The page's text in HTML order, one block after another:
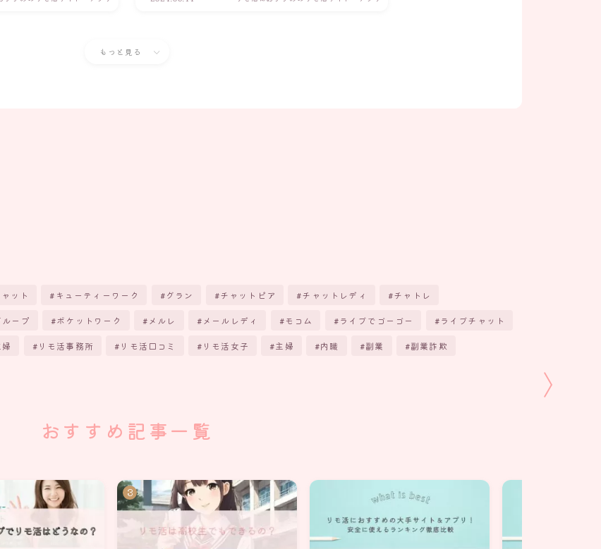
もっと見る
ット キューティーワーク グラン チャットピア チャットレディ チャトレ
ープ ポケットワーク メルレ メールレディ モコム ライブでゴーゴー ライブチャット
リモ活事務所 リモ活口コミ リモ活女子 主婦 内職 副業 副業詐欺
おすすめ記事一覧